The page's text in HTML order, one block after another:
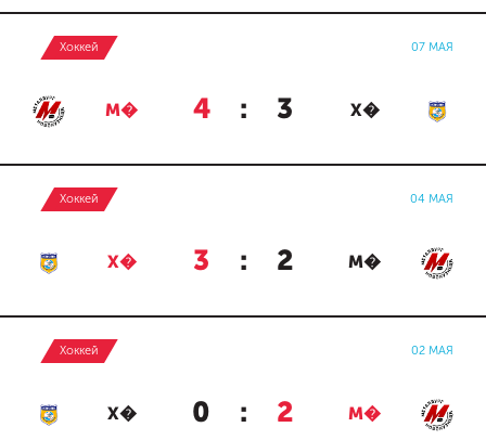
Хоккей 07 МАЯ
М� 4 : 3 Х�
Хоккей 04 МАЯ
Х� 3 : 2 М�
Хоккей 02 МАЯ
Х� 0 : 2 М�